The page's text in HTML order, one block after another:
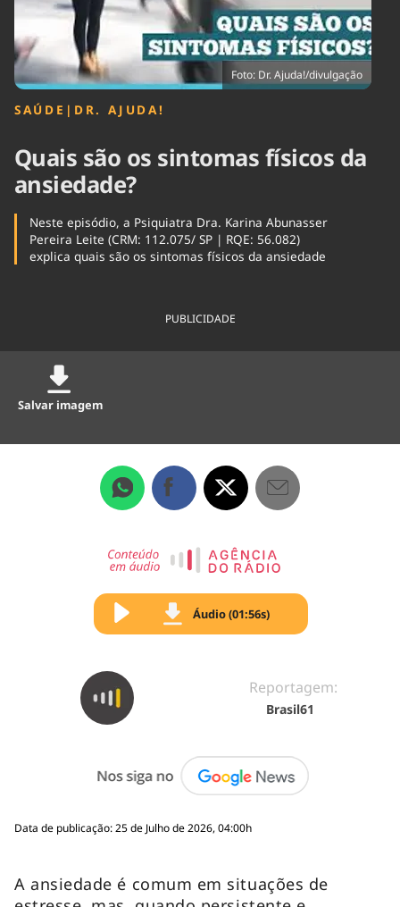
Foto: Dr. Ajuda!/divulgação
SAÚDE | DR. AJUDA!
Quais são os sintomas físicos da
ansiedade?
Neste episódio, a Psiquiatra Dra. Karina Abunasser
Pereira Leite (CRM: 112.075/ SP | RQE: 56.082)
explica quais são os sintomas físicos da ansiedade
PUBLICIDADE
Salvar imagem
Áudio (01:56s)
Reportagem:
Brasil61
Data de publicação: 25 de Julho de 2026, 04:00h
A ansiedade é comum em situações de